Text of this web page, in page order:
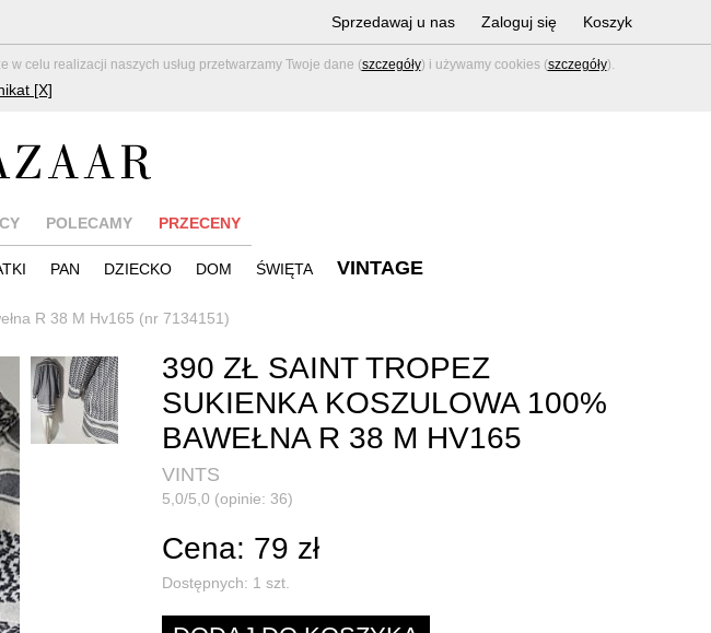
celu realizacji naszych usług przetwarzamy Twoje dane (szczegóły) i używamy cookies (szczegóły).
[X]
Sprzedawaj u nas Zaloguj się Koszyk
POLECAMY PRZECENY
PAN DZIECKO DOM ŚWIĘTA VINTAGE
R 38 M Hv165 (nr 7134151)
390 ZŁ SAINT TROPEZ
SUKIENKA KOSZULOWA 100%
BAWEŁNA R 38 M HV165
VINTS
5,0/5,0 (opinie: 36)
Cena: 79 zł
Dostępnych: 1 szt.